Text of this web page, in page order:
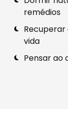
remédios
vida
Pensar ao